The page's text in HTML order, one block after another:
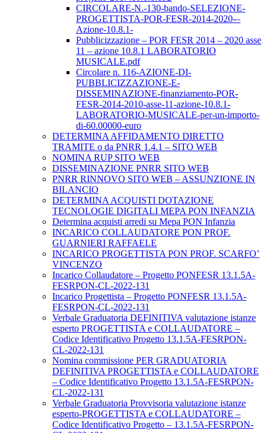
CIRCOLARE-N.-130-bando-SELEZIONE-
PROGETTISTA-POR-FESR-2014-2020-–
Azione-10.8.1-
Pubblicizzazione – POR FESR 2014 – 2020 asse
11 – azione 10.8.1 LABORATORIO
MUSICALE.pdf
Circolare n. 116-AZIONE-DI-
PUBBLICIZZAZIONE-E-
DISSEMINAZIONE-finanziamento-POR-
FESR-2014-2010-asse-11-azione-10.8.1-
LABORATORIO-MUSICALE-per-un-importo-
di-60.00000-euro
DETERMINA AFFIDAMENTO DIRETTO
TRAMITE o da PNRR 1.4.1 – SITO WEB
NOMINA RUP SITO WEB
DISSEMINAZIONE PNRR SITO WEB
PNRR RINNOVO SITO WEB – ASSUNZIONE IN
BILANCIO
DETERMINA ACQUISTI DOTAZIONE
TECNOLOGIE DIGITALI MEPA PON INFANZIA
Determina acquisti arredi su Mepa PON Infanzia
INCARICO COLLAUDATORE PON PROF.
GUARNIERI RAFFAELE
INCARICO PROGETTISTA PON PROF. SCARFO’
VINCENZO
Incarico Collaudatore – Progetto PONFESR 13.1.5A-
FESRPON-CL-2022-131
Incarico Progettista – Progetto PONFESR 13.1.5A-
FESRPON-CL-2022-131
Verbale Graduatoria DEFINITIVA valutazione istanze
esperto PROGETTISTA e COLLAUDATORE –
Codice Identificativo Progetto 13.1.5A-FESRPON-
CL-2022-131
Nomina commissione PER GRADUATORIA
DEFINITIVA PROGETTISTA e COLLAUDATORE
– Codice Identificativo Progetto 13.1.5A-FESRPON-
CL-2022-131
Verbale Graduatoria Provvisoria valutazione istanze
esperto-PROGETTISTA e COLLAUDATORE –
Codice Identificativo Progetto – 13.1.5A-FESRPON-